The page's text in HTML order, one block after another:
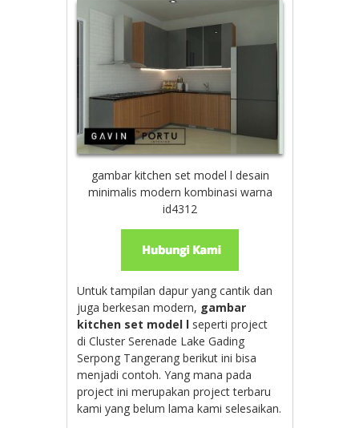
gambar kitchen set model l desain
minimalis modern kombinasi warna
id4312
Untuk tampilan dapur yang cantik dan
juga berkesan modern, gambar
kitchen set model l seperti project
diCluster Serenade Lake Gading
Serpong Tangerang berikut ini bisa
menjadi contoh. Yang mana pada
project ini merupakan project terbaru
kami yang belum lama kami selesaikan.